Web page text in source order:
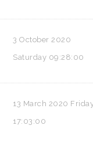
3 October 2020
Saturday 09:28:00
13 March 2020
17:03:00